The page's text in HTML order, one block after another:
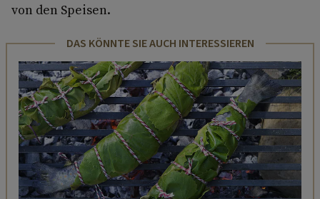
von den Speisen.
DAS KÖNNTE SIE AUCH INTERESSIEREN